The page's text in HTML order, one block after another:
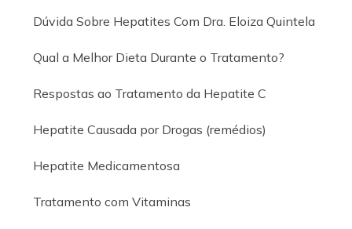
Dúvida Sobre Hepatites Com Dra. Eloiza Quintela
Qual a Melhor Dieta Durante o Tratamento?
Respostas ao Tratamento da Hepatite C
Hepatite Causada por Drogas (remédios)
Hepatite Medicamentosa
Tratamento com Vitaminas